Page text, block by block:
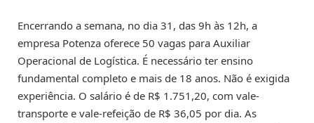
Encerrando a semana, no dia 31, das 9h às 12h, a
empresa Potenza oferece 50 vagas para Auxiliar
Operacional de Logística. É necessário ter ensino
fundamental completo e mais de 18 anos. Não é exigida
experiência. O salário é de R$ 1.751,20, com vale-
transporte e vale-refeição de R$ 36,05 por dia. As